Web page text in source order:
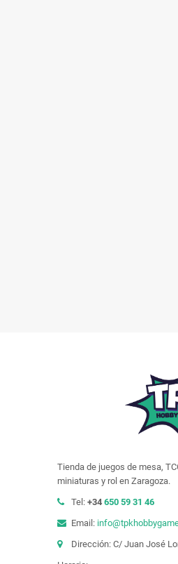
Tienda de juegos de mesa,
miniaturas y rol en Zaragoza.
Tel: +34 650 59 31 46
Email:
Dirección: C/ Juan José